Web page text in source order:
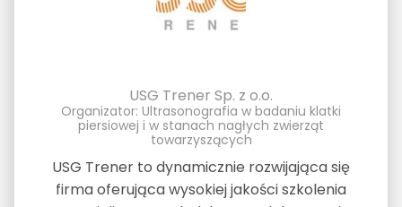
USG Trener Sp. z o.o.
Organizator: Ultrasonografia w badaniu klatki
piersiowej i w stanach nagłych zwierząt
towarzyszących
USG Trener to dynamicznie rozwijająca się
firma oferująca wysokiej jakości szkolenia